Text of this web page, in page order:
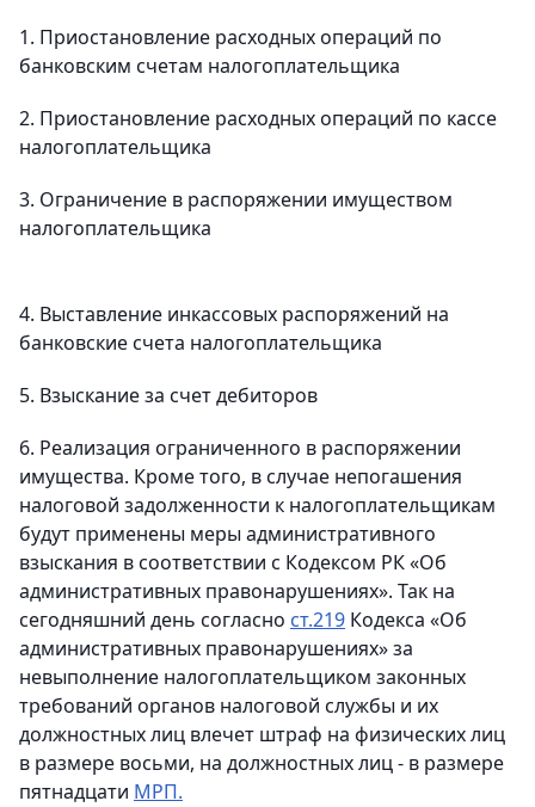
1. Приостановление расходных операций по
банковским счетам налогоплательщика
2. Приостановление расходных операций по кассе
налогоплательщика
3. Ограничение в распоряжении имуществом
налогоплательщика
4. Выставление инкассовых распоряжений на
банковские счета налогоплательщика
5. Взыскание за счет дебиторов
6. Реализация ограниченного в распоряжении
имущества. Кроме того, в случае непогашения
налоговой задолженности к налогоплательщикам
будут применены меры административного
взыскания в соответствии с Кодексом РК «Об
административных правонарушениях». Так на
сегодняшний день согласно ст.219 Кодекса «Об
административных правонарушениях» за
невыполнение налогоплательщиком законных
требований органов налоговой службы и их
должностных лиц влечет штраф на физических лиц
в размере восьми, на должностных лиц - в размере
пятнадцати МРП.